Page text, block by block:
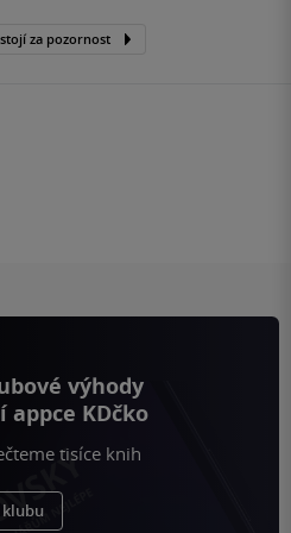
za pozornost
výhody
appce KDčko
tisíce knih
klubu